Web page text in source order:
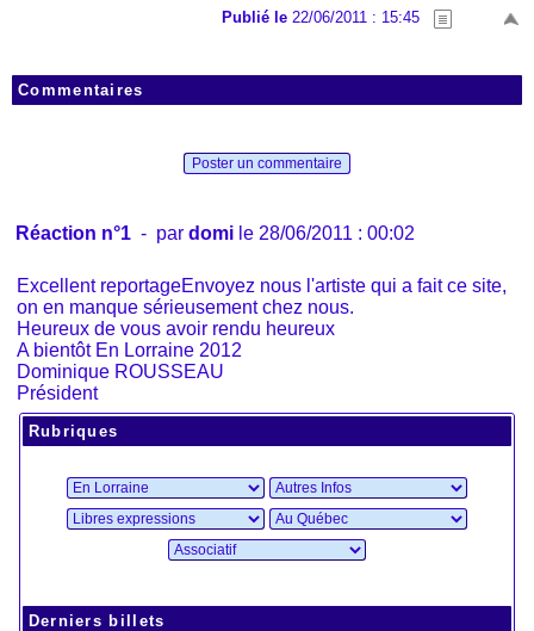
Publié le 22/06/2011 : 15:45
Commentaires
Poster un commentaire
Réaction n°1 - par domi le 28/06/2011 : 00:02
Excellent reportageEnvoyez nous l'artiste qui a fait ce site,
on en manque sérieusement chez nous.
Heureux de vous avoir rendu heureux
A bientôt En Lorraine 2012
Dominique ROUSSEAU
Président
Rubriques
Derniers billets